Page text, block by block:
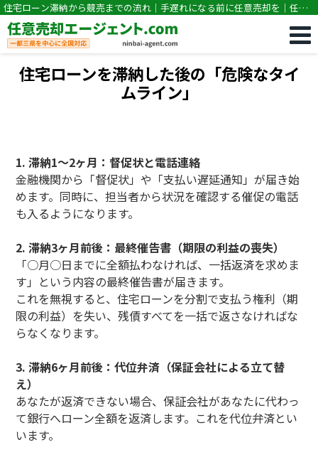
住宅ローン滞納から競売までの流れ｜手遅れになる前に任意売却を｜任意
売却専門｜競売・住宅ローン滞納の相談なら任意売却エージェント.com
住宅ローンを滞納した後の「危険なタイ
ムライン」
1. 滞納1〜2ヶ月：督促状と電話連絡
金融機関から「督促状」や「支払い遅延通知」が届き始
めます。同時に、担当者から状況を確認する催促の電話
も入るようになります。
2. 滞納3ヶ月前後：最終催告書（期限の利益の喪失）
「○月○日までに全額払わなければ、一括返済を求めま
す」という内容の最終催告書が届きます。
これを無視すると、住宅ローンを分割で支払う権利（期
限の利益）を失い、残債すべてを一括で返さなければな
らなくなります。
3. 滞納6ヶ月前後：代位弁済（保証会社による立て替
え）
あなたが返済できない場合、保証会社があなたに代わっ
て銀行へローン全額を返済します。これを代位弁済とい
います。